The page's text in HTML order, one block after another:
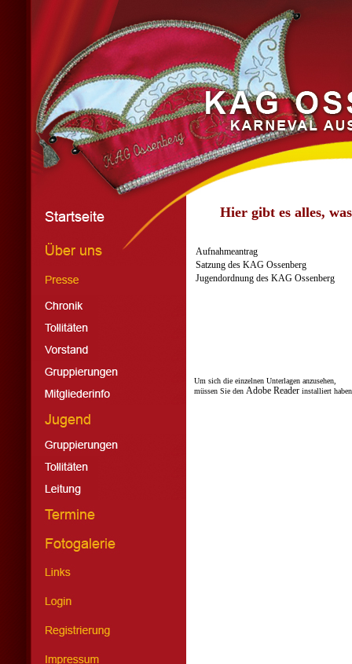
Hier gibt es alles,
Aufnahmeantrag
Satzung des KAG Ossenberg
Jugendordnung des KAG Ossenberg
Um sich die einzelnen Unterlagen anzusehen,
müssen Sie den Adobe Reader installiert